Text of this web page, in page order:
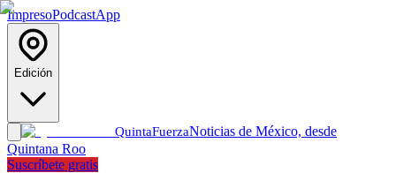
ImpresoPodcastApp
Edición
QuintaFuerzaNoticias de México, desde
Quintana Roo
Suscríbete gratis